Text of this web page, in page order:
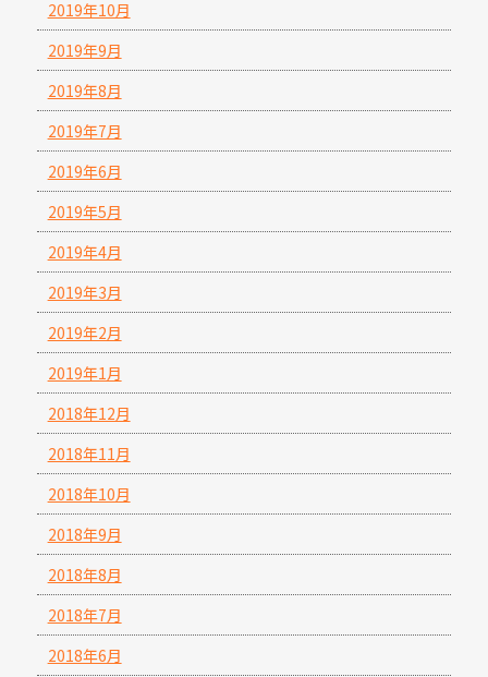
2019年10月
2019年9月
2019年8月
2019年7月
2019年6月
2019年5月
2019年4月
2019年3月
2019年2月
2019年1月
2018年12月
2018年11月
2018年10月
2018年9月
2018年8月
2018年7月
2018年6月